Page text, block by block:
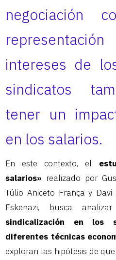
negociación
intereses de
sindicatos
tener un
en los salarios.
En este contexto, el
salarios» realizado por
Túlio Aniceto França y Davi
Eskenazi, busca
sindicalización en los
diferentes técnicas
exploran las hipótesis de